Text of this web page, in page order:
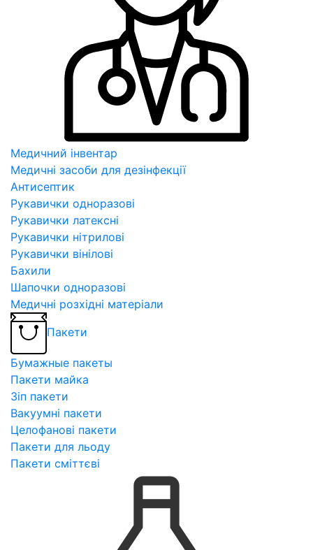
Медичний інвентар
Медичні засоби для дезінфекції
Антисептик
Рукавички одноразові
Рукавички латексні
Рукавички нітрилові
Рукавички вінілові
Бахили
Шапочки одноразові
Медичні розхідні матеріали
Пакети
Бумажные пакеты
Пакети майка
Зіп пакети
Вакуумні пакети
Целофанові пакети
Пакети для льоду
Пакети сміттєві